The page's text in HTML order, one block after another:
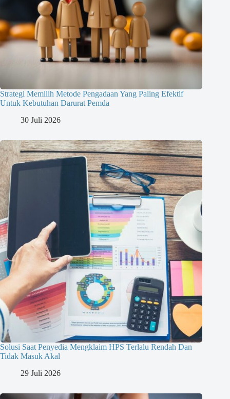
Strategi Memilih Metode Pengadaan Yang Paling Efektif
Untuk Kebutuhan Darurat Pemda
30 Juli 2026
Solusi Saat Penyedia Mengklaim HPS Terlalu Rendah Dan
Tidak Masuk Akal
29 Juli 2026